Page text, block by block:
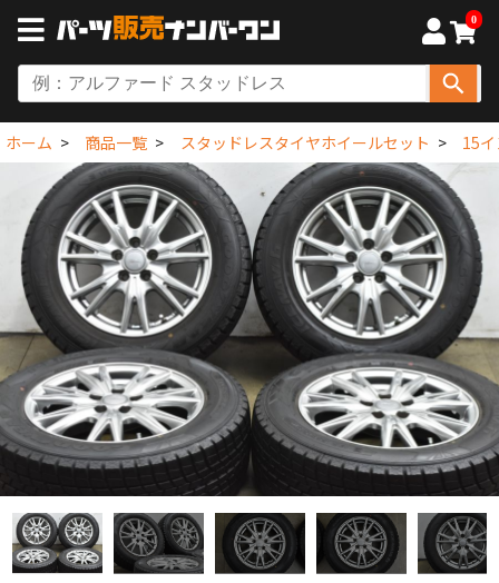
0
ホーム 商品一覧 スタッドレスタイヤホイールセット 15